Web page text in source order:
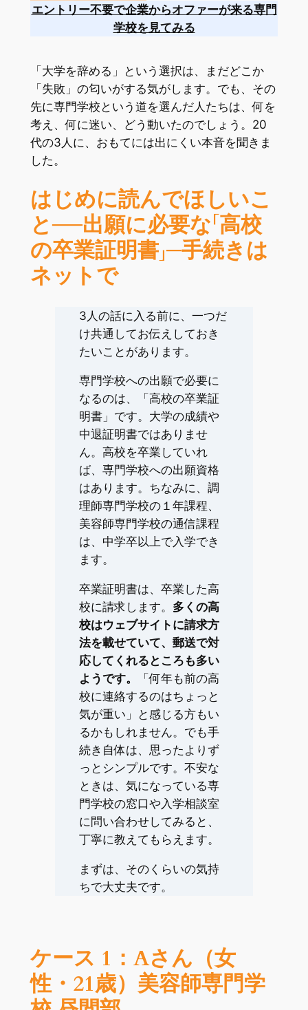
エントリー不要で企業からオファーが来る専門
学校を見てみる
「大学を辞める」という選択は、まだどこか
「失敗」の匂いがする気がします。でも、その
先に専門学校という道を選んだ人たちは、何を
考え、何に迷い、どう動いたのでしょう。20
代の3人に、おもてには出にくい本音を聞きま
した。
はじめに読んでほしいこ
と──出願に必要な「高校
の卒業証明書」─手続きは
ネットで
3人の話に入る前に、一つだ
け共通してお伝えしておき
たいことがあります。
専門学校への出願で必要に
なるのは、「高校の卒業証
明書」です。大学の成績や
中退証明書ではありませ
ん。高校を卒業していれ
ば、専門学校への出願資格
はあります。ちなみに、調
理師専門学校の１年課程、
美容師専門学校の通信課程
は、中学卒以上で入学でき
ます。
卒業証明書は、卒業した高
校に請求します。 多くの高
校はウェブサイトに請求方
法を載せていて、郵送で対
応してくれるところも多い
ようです。
「何年も前の高
校に連絡するのはちょっと
気が重い」と感じる方もい
るかもしれません。でも手
続き自体は、思ったよりず
っとシンプルです。不安な
ときは、気になっている専
門学校の窓口や入学相談室
に問い合わせしてみると、
丁寧に教えてもらえます。
まずは、そのくらいの気持
ちで大丈夫です。
ケース 1：Aさん（女
性・21歳）美容師専門学